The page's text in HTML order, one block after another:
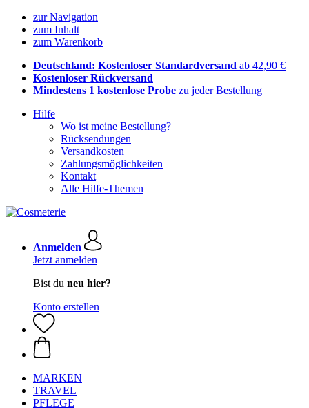
zur Navigation
zum Inhalt
zum Warenkorb
Deutschland: Kostenloser Standardversand ab 42,90 €
Kostenloser Rückversand
Mindestens 1 kostenlose Probe zu jeder Bestellung
Hilfe
Wo ist meine Bestellung?
Rücksendungen
Versandkosten
Zahlungsmöglichkeiten
Kontakt
Alle Hilfe-Themen
Anmelden
Jetzt anmelden
Bist du neu hier?
Konto erstellen
MARKEN
TRAVEL
PFLEGE